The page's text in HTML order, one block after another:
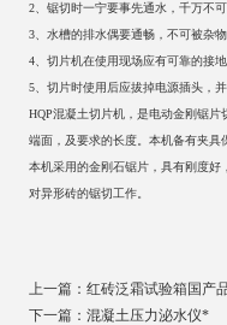
2、锯切时一宁要事先通水，千万不
3、水槽的排水偶要通畅，不可被杂
4、切片机在使用现场应有可靠的接
5、切片时使用后应拔掉电源插头，
HQP混凝土切片机，是电动金刚锯
端面，及要求的长度。本机备有夹
本机采用的金刚石锯片，具有刚度
对异形砖的锯切工作。
上一篇： 红砖泛霜试验箱国产
下一篇： 混凝土压力泌水仪*